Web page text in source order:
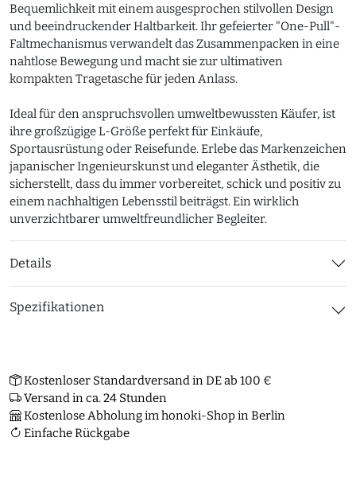
Bequemlichkeit mit einem ausgesprochen stilvollen Design
und beeindruckender Haltbarkeit. Ihr gefeierter "One-Pull"-
Faltmechanismus verwandelt das Zusammenpacken in eine
nahtlose Bewegung und macht sie zur ultimativen
kompakten Tragetasche für jeden Anlass.
Ideal für den anspruchsvollen umweltbewussten Käufer, ist
ihre großzügige L-Größe perfekt für Einkäufe,
Sportausrüstung oder Reisefunde. Erlebe das Markenzeichen
japanischer Ingenieurskunst und eleganter Ästhetik, die
sicherstellt, dass du immer vorbereitet, schick und positiv zu
einem nachhaltigen Lebensstil beiträgst. Ein wirklich
unverzichtbarer umweltfreundlicher Begleiter.
Details
Spezifikationen
Kostenloser Standardversand in DE ab 100 €
Versand in ca. 24 Stunden
Kostenlose Abholung im honoki-Shop in Berlin
Einfache Rückgabe